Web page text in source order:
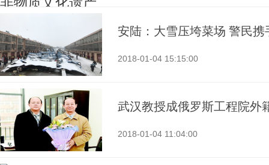
安陆：大雪压垮菜场 警民携
2018-01-04 15:15:00
武汉教授成俄罗斯工程院外
2018-01-04 11:04:00